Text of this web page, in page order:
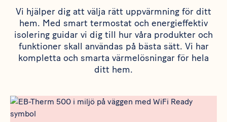
Vi hjälper dig att välja rätt uppvärmning för ditt
hem. Med smart termostat och energieffektiv
isolering guidar vi dig till hur våra produkter och
funktioner skall användas på bästa sätt. Vi har
kompletta och smarta värmelösningar för hela
ditt hem.
Rådgivning
Meta bild